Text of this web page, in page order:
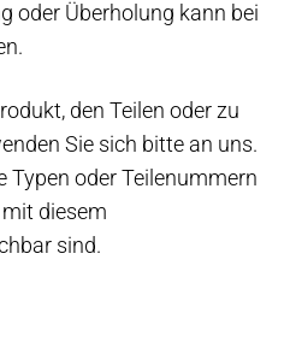
oder Überholung kann bei
den Teilen oder zu
Sie sich bitte an uns.
Typen oder Teilenummern
diesem
sind.